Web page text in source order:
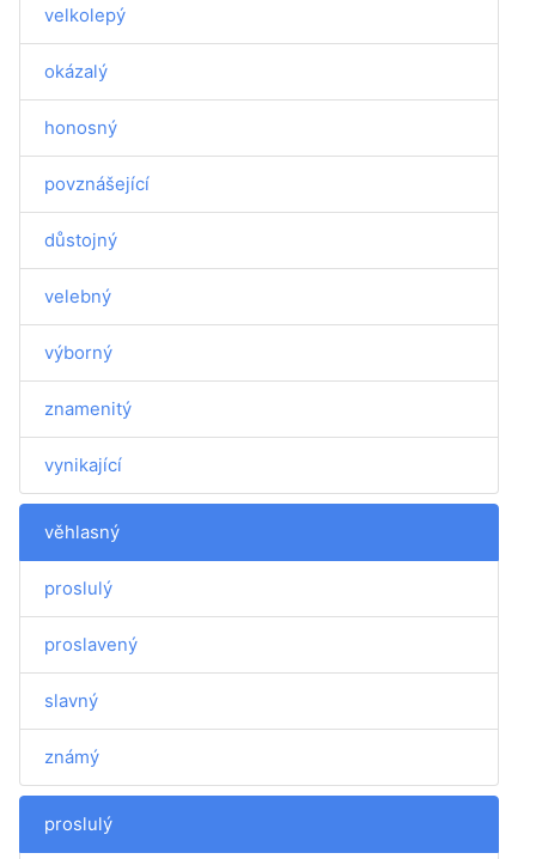
velkolepý
okázalý
honosný
povznášející
důstojný
velebný
výborný
znamenitý
vynikající
věhlasný
proslulý
proslavený
slavný
známý
proslulý